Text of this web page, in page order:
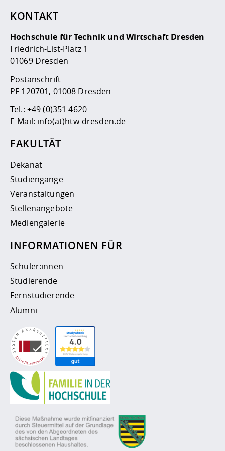
KONTAKT
Hochschule für Technik und Wirtschaft Dresden
Friedrich-List-Platz 1
01069 Dresden
Postanschrift
PF 120701, 01008 Dresden
Tel.: +49 (0)351 4620
E-Mail: info(at)htw-dresden.de
FAKULTÄT
Dekanat
Studiengänge
Veranstaltungen
Stellenangebote
Mediengalerie
INFORMATIONEN FÜR
Schüler:innen
Studierende
Fernstudierende
Alumni